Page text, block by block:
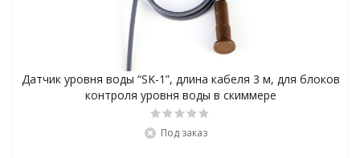
Датчик уровня воды “SK-1”, длина кабеля 3 м, для блоков
контроля уровня воды в скиммере
Под заказ